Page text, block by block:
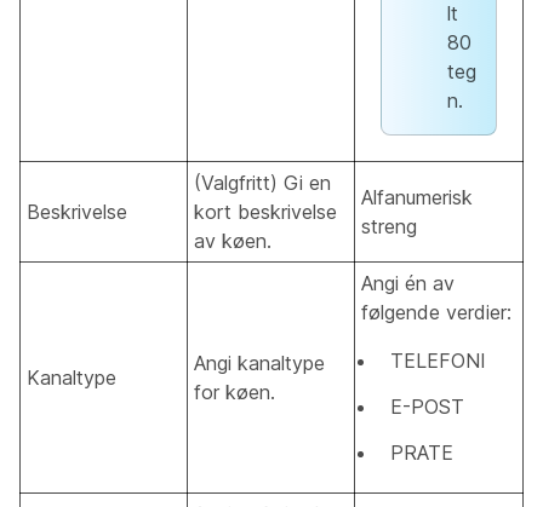
lt
80
teg
n.
Beskrivelse
(Valgfritt) Gi en
kort beskrivelse
av køen.
Alfanumerisk
streng
Kanaltype
Angi kanaltype
for køen.
Angi én av
følgende verdier:
TELEFONI
E-POST
PRATE